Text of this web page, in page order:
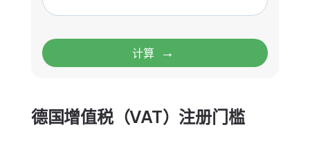
计算 →
德国增值税（VAT）注册门槛